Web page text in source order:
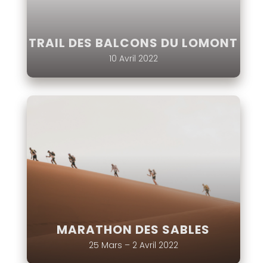
TRAIL DES BALCONS DU LOMONT
10 Avril 2022
MARATHON DES SABLES
25 Mars – 2 Avril 2022